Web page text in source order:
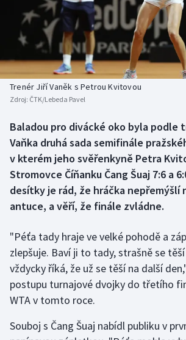
Baseball a softbal
Basketbal
Biatlon
Boby a skeleton
Box
Curling
Dostihy
Florbal
Futsal
Golf
Gymnastika
Házená
Soutěže
Historické návraty
Aplikace ČT sport
AZ kvíz
Trenér Jiří Vaněk s Petrou Kvitovou
Zdroj: ČTK/Lebeda Pavel
Baladou pro divácké oko byla podle
Vaňka druhá sada semifinále
v kterém jeho svěřenkyně Petra
Stromovce Číňanku Čang Šuaj 7:6 a
desítky je rád, že hráčka nepřemýšlí
antuce, a věří, že finále zvládne.
"Péťa tady hraje ve velké pohodě a
zlepšuje. Baví ji to tady, strašně se
vždycky říká, že už se těší na další
postupu turnajové dvojky do třetího
WTA v tomto roce.
Souboj s Čang Šuaj nabídl publiku v